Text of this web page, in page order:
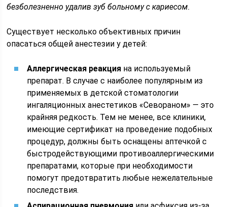
безболезненно удалив зуб больному с кариесом.
Существует несколько объективных причин
опасаться общей анестезии у детей:
Аллергическая реакция на используемый
препарат. В случае с наиболее популярным из
применяемых в детской стоматологии
ингаляционных анестетиков «Севораном» — это
крайняя редкость. Тем не менее, все клиники,
имеющие сертификат на проведение подобных
процедур, должны быть оснащены аптечкой с
быстродействующими противоаллергическими
препаратами, которые при необходимости
помогут предотвратить любые нежелательные
последствия.